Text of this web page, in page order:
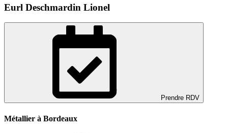
Eurl Deschmardin Lionel
Prendre RDV
Métallier à Bordeaux